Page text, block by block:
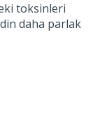
toksinleri
daha parlak